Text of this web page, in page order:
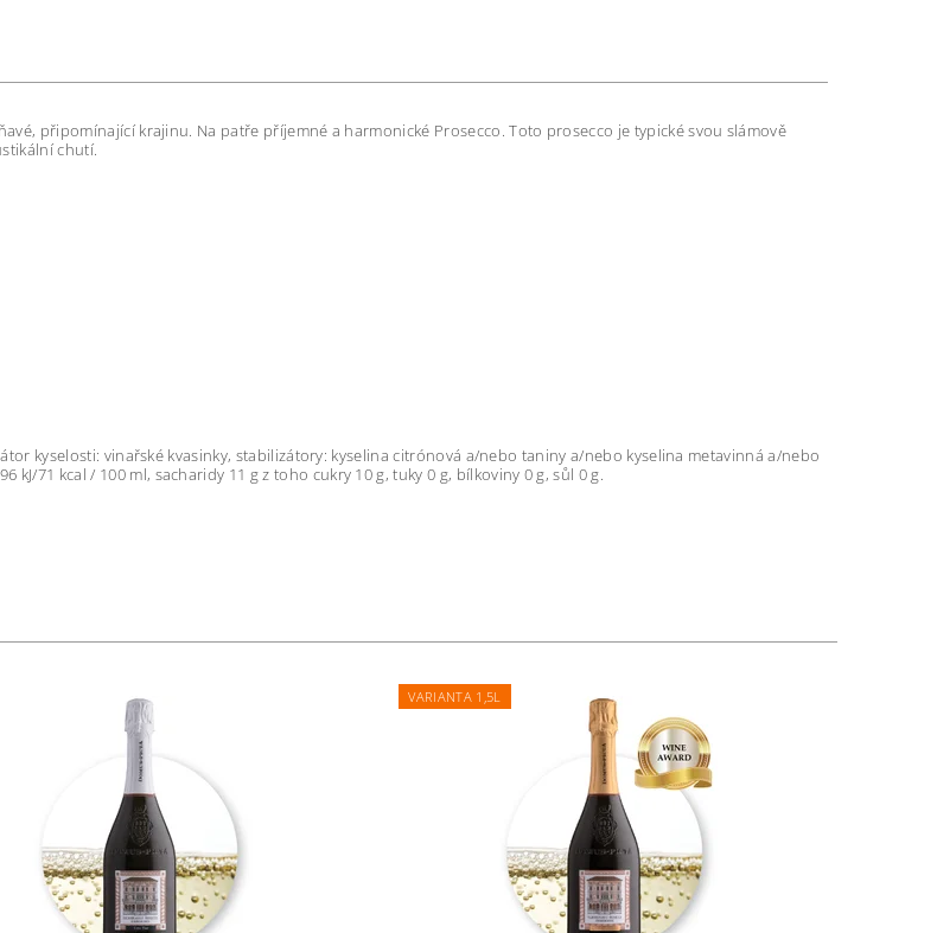
připomínající krajinu. Na patře příjemné a harmonické Prosecco. Toto prosecco je typické svou slámově
chutí.
kyselosti: vinařské kvasinky, stabilizátory: kyselina citrónová a/nebo taniny a/nebo kyselina metavinná a/nebo
kJ/71 kcal / 100 ml, sacharidy 11 g z toho cukry 10 g, tuky 0 g, bílkoviny 0 g, sůl 0 g.
VARIANTA 1,5L